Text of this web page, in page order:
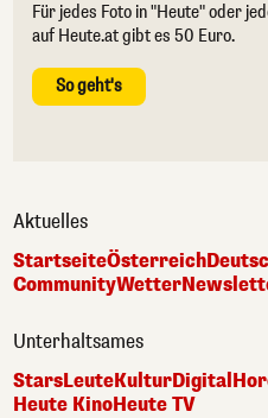
Für jedes Foto in "Heute" oder
auf Heute.at gibt es 50 Euro.
So geht's
Aktuelles
StartseiteÖsterreich
CommunityWetter
Unterhaltsames
StarsLeuteKulturDigital
Heute KinoHeute TV